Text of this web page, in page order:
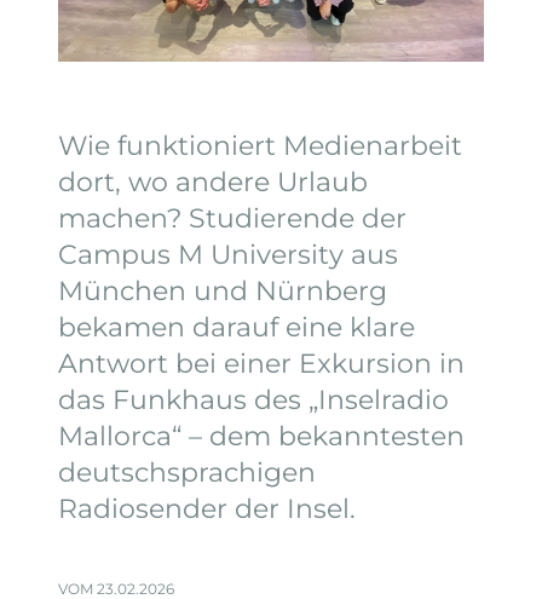
Wie funktioniert Medienarbeit
dort, wo andere Urlaub
machen? Studierende der
Campus M University aus
München und Nürnberg
bekamen darauf eine klare
Antwort bei einer Exkursion in
das Funkhaus des „Inselradio
Mallorca“ – dem bekanntesten
deutschsprachigen
Radiosender der Insel.
VOM 23.02.2026